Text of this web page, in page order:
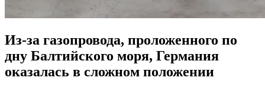
Из-за газопровода, проложенного по
дну Балтийского моря, Германия
оказалась в сложном положении